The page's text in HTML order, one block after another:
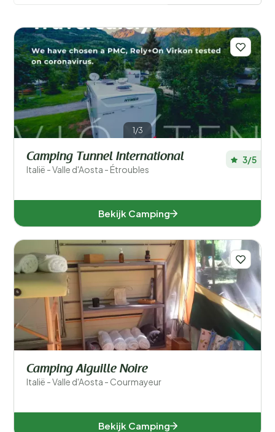
echter nog veel meer te bieden.Meer lezen
Plaatsen
Type accommodatie
Zwemmen
Algemeen
Sport en vrije tijd
Filters opslaan
1/3
Camping Tunnel International
Italië - Valle d'Aosta - Étroubles
3/5
Bekijk Camping
Camping Aiguille Noire
Italië - Valle d'Aosta - Courmayeur
Bekijk Camping